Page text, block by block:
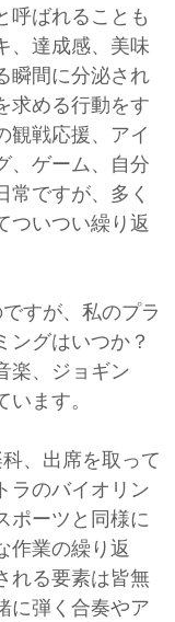
呼ばれることも
、達成感、美味
瞬間に分泌され
求める行動をす
観戦応援、アイ
、ゲーム、自分
常ですが、多く
ついつい繰り返
すが、私のプラ
ングはいつか？
楽、ジョギン
ます。
、出席を取って
ラのバイオリン
ポーツと同様に
作業の繰り返
れる要素は皆無
に弾く合奏やア